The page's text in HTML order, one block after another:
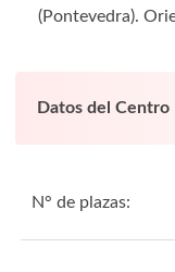
(Pontevedra).
Datos del Centro
N° de plazas: